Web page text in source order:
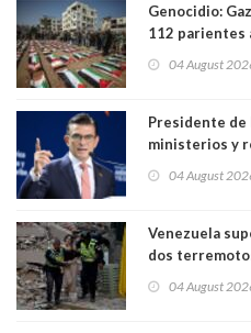
Genocidio:
112 parientes
muertos
04 August
Presidente de
ministerios y
04 August
Venezuela
dos
04 August